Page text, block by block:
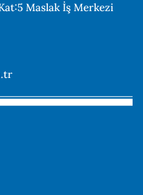
Maslak İş Merkezi